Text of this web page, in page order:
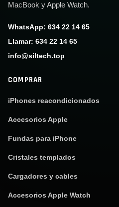
MacBook y Apple Watch.
WhatsApp: 634 22 14 65
Llamar: 634 22 14 65
info@siltech.top
COMPRAR
iPhones reacondicionados
Accesorios Apple
Fundas para iPhone
Cristales templados
Cargadores y cables
Accesorios Apple Watch